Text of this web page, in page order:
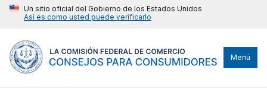
Un sitio oficial del Gobierno de los Estados Unidos
Así es como usted puede verificarlo
Menú